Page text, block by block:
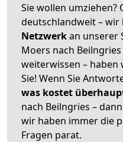
Sie wollen umziehen?
deutschlandweit – wir
Netzwerkan unserer
Moers nach
weiterwissen –
Sie! Wenn Sie
was kostet
nach Beilngries –
wir haben immer die
Fragen parat.